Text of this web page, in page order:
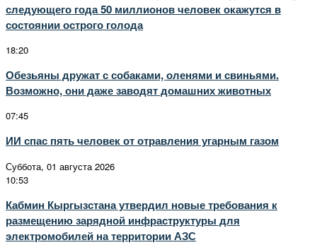
следующего года 50 миллионов человек окажутся в
состоянии острого голода
18:20
Обезьяны дружат с собаками, оленями и свиньями.
Возможно, они даже заводят домашних животных
07:45
ИИ спас пять человек от отравления угарным газом
Суббота, 01 августа 2026
10:53
Кабмин Кыргызстана утвердил новые требования к
размещению зарядной инфраструктуры для
электромобилей на территории АЗС